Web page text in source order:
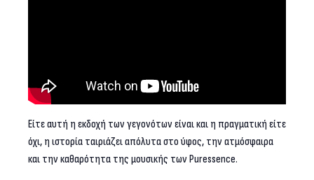
Είτε αυτή η εκδοχή των γεγονότων είναι και η πραγματική είτε
όχι, η ιστορία ταιριάζει απόλυτα στο ύφος, την ατμόσφαιρα
και την καθαρότητα της μουσικής των Puressence.